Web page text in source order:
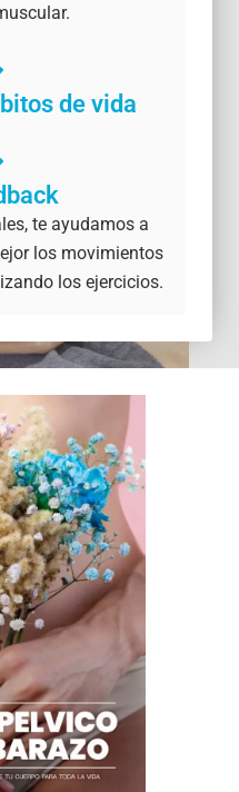
de vida
te ayudamos a
los movimientos
los ejercicios.